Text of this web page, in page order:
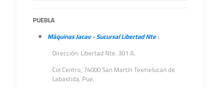
PUEBLA
Máquinas Jacav - Sucursal Libertad Nte:
Dirección: Libertad Nte. 301 A,
Col Centro, 74000 San Martín Texmelucan de
Labastida, Pue.